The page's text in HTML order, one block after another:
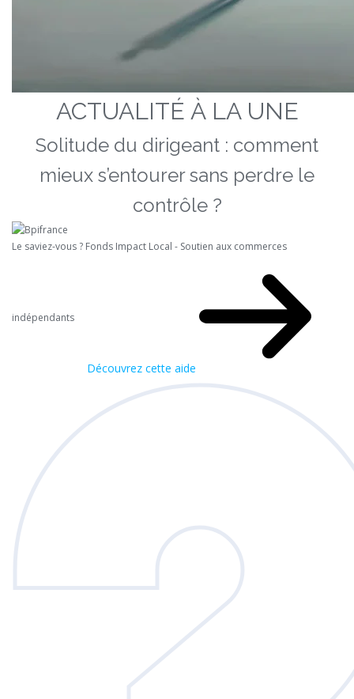
ACTUALITÉ À LA UNE
Solitude du dirigeant : comment
mieux s’entourer sans perdre le
contrôle ?
Le saviez-vous ? Fonds Impact Local - Soutien aux commerces
indépendants
Découvrez cette aide